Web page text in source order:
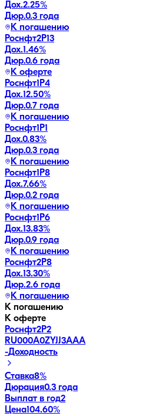
Дох.2.25%
Дюр.0.3 года
К погашению
Роснфт2P13
Дох.1.46%
Дюр.0.6 года
К оферте
Роснфт1P4
Дох.12.50%
Дюр.0.7 года
К погашению
Роснфт1P1
Дох.0.83%
Дюр.0.3 года
К погашению
Роснфт1P8
Дох.7.66%
Дюр.0.2 года
К погашению
Роснфт1P6
Дох.13.83%
Дюр.0.9 года
К погашению
Роснфт2P8
Дох.13.30%
Дюр.2.6 года
К погашению
К погашению
К оферте
Роснфт2P2
RU000A0ZYJJ3AAA
-Доходность
Ставка8%
Дюрация0.3 года
Выплат в год2
Цена104.60%